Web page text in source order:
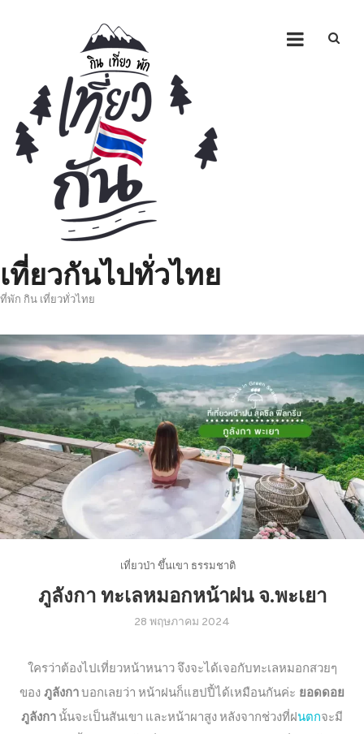
เที่ยวกันไปทั่วไทย
ที่พัก กิน เที่ยวทั่วไทย
เที่ยวป่า ขึ้นเขา ธรรมชาติ
ภูลังกา ทะเลหมอกหน้าฝน จ.พะเยา
28 พฤษภาคม 2024
ใครว่าต้องไปเที่ยวหน้าหนาว จึงจะได้เจอกับทะเลหมอกสวยๆ
ของ ภูลังกาบอกเลยว่า หน้าฝนก็แฮปปี้ได้เหมือนกันค่ะ ยอดดอย
ภูลังกา นั้นจะเป็นสันเขา และหน้าผาสูง หลังจากช่วงที่ฝนตกจะมี